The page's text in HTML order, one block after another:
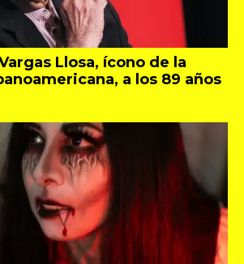
Llosa, ícono de la
a los 89 años